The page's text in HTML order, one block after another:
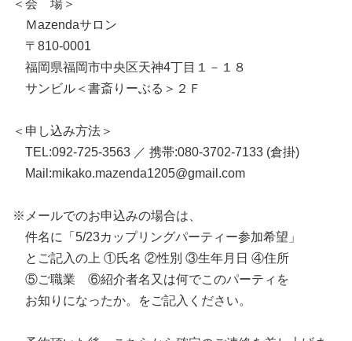
＜会 場＞
Ｍazendaサロン
〒810-0001
福岡県福岡市中央区天神4丁目１－１８
サンビル＜書斎りーぶる＞２Ｆ
＜申し込み方法＞
TEL:092-725-3563 ／ 携帯:080-3702-7133 (倉掛)
Mail:mikako.mazenda1205@gmail.com
※メールでのお申込みの場合は、
件名に「5/23カップリングパーティー参加希望」
とご記入の上 ①氏名 ②性別 ③生年月日 ④住所
⑤ご職業 ⑥紹介者名又は何でこのパーティを
お知りになったか。をご記入ください。